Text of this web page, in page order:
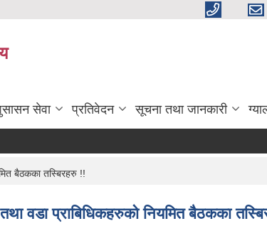
सेवा प्रतिवेदन सूचना तथा जानकारी
बैठकका तस्बिरहरु !!
वडा प्राबिधिकहरुको नियमित बैठकका